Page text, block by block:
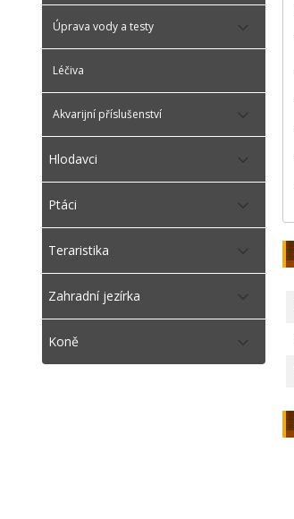
Úprava vody a testy
Léčiva
Akvarijní příslušenství
Hlodavci
Ptáci
Teraristika
Zahradní jezírka
Koně